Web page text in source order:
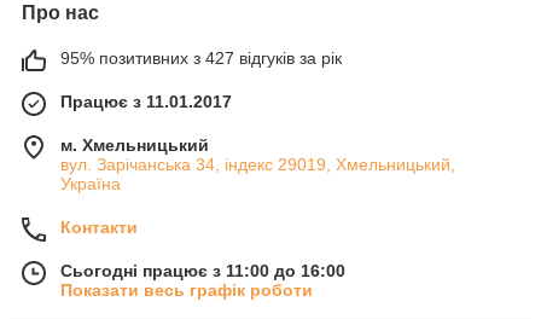
Про нас
95% позитивних з 427 відгуків за рік
Працює з 11.01.2017
м. Хмельницький
вул. Зарічанська 34, індекс 29019, Хмельницький,
Україна
Контакти
Сьогодні працює з 11:00 до 16:00
Показати весь графік роботи